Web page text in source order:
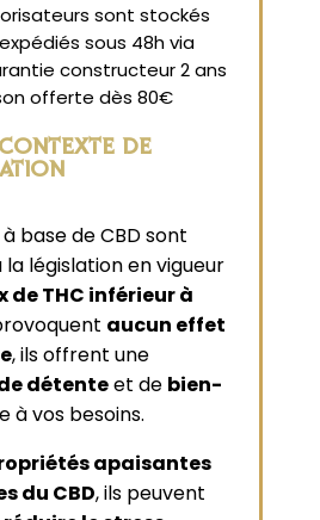
sont stockés
sous 48h via
constructeur 2 ans
offerte dès 80€
DE
base de CBD sont
législation en vigueur
de THC inférieur à
aucun effet
, ils offrent une
détenteet de bien-
à vos besoins.
apaisantes
du CBD, ils peuvent